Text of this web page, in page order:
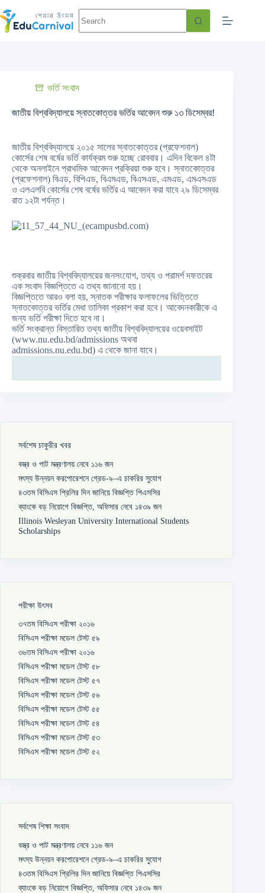
ভর্তি সংবাদ
জাতীয় বিশ্ববিদ্যালয়ে স্নাতকোত্তর ভর্তির আবেদন শুরু ১৩ ডিসেম্বর!
জাতীয় বিশ্ববিদ্যালয়ে ২০১৫ সালের স্নাতকোত্তর (প্রফেশনাল)
কোর্সের শেষ বর্ষের ভর্তি কার্যক্রম শুরু হচ্ছে রোববার। এদিন বিকেল ৪টা
থেকে অনলাইনে প্রাথমিক আবেদন প্রক্রিয়া শুরু হবে। স্নাতকোত্তর
(প্রফেশনাল) বিএড, বিপিএড, বিএমএড, বিএসএড, এমএড, এমএসএড
ও এলএলবি কোর্সের শেষ বর্ষের ভর্তির এ আবেদন করা যাবে ২৯ ডিসেম্বর
রাত ১২টা পর্যন্ত।
শুক্রবার জাতীয় বিশ্ববিদ্যালয়ের জনসংযোগ, তথ্য ও পরামর্শ দফতরের
এক সংবাদ বিজ্ঞপ্তিতে এ তথ্য জানানো হয়।
বিজ্ঞপ্তিতে আরও বলা হয়, স্নাতক পরীক্ষার ফলাফলের ভিত্তিতে
স্নাতকোত্তর ভর্তির মেধা তালিকা প্রকাশ করা হবে। আবেদনকারীকে এ
জন্য ভর্তি পরীক্ষা দিতে হবে না।
ভর্তি সংক্রান্ত বিস্তারিত তথ্য জাতীয় বিশ্ববিদ্যালয়ের ওয়েবসাইট
(www.nu.edu.bd/admissions অথবা
admissions.nu.edu.bd) এ থেকে জানা যাবে।
সর্বশেষ চাকুরীর খবর
বস্ত্র ও পাট মন্ত্রণালয় নেবে ১১৬ জন
মৎস্য উন্নয়ন করপোরেশনে গ্রেড-৯–এ চাকরির সুযোগ
৪৩তম বিসিএস প্রিলির দিন জানিয়ে বিজ্ঞপ্তি পিএসসির
ব্যাংকে বড় নিয়োগে বিজ্ঞপ্তি, অফিসার নেবে ১৪৩৯ জন
Illinois Wesleyan University International Students
Scholarships
পরীক্ষা উৎসব
৩৭তম বিসিএস পরীক্ষা ২০১৬
বিসিএস পরীক্ষা মডেল টেস্ট ৫৯
৩৬তম বিসিএস পরীক্ষা ২০১৬
বিসিএস পরীক্ষা মডেল টেস্ট ৫৮
বিসিএস পরীক্ষা মডেল টেস্ট ৫৭
বিসিএস পরীক্ষা মডেল টেস্ট ৫৬
বিসিএস পরীক্ষা মডেল টেস্ট ৫৫
বিসিএস পরীক্ষা মডেল টেস্ট ৫৪
বিসিএস পরীক্ষা মডেল টেস্ট ৫৩
বিসিএস পরীক্ষা মডেল টেস্ট ৫২
সর্বশেষ শিক্ষা সংবাদ
বস্ত্র ও পাট মন্ত্রণালয় নেবে ১১৬ জন
মৎস্য উন্নয়ন করপোরেশনে গ্রেড-৯–এ চাকরির সুযোগ
৪৩তম বিসিএস প্রিলির দিন জানিয়ে বিজ্ঞপ্তি পিএসসির
ব্যাংকে বড় নিয়োগে বিজ্ঞপ্তি, অফিসার নেবে ১৪৩৯ জন